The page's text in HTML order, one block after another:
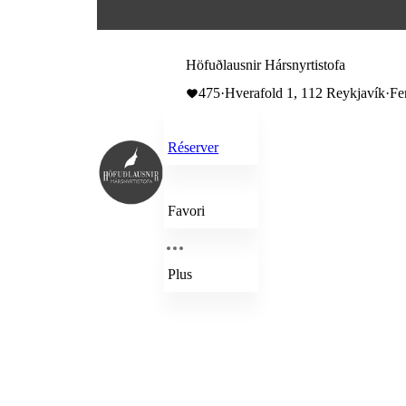
Höfuðlausnir Hársnyrtistofa
475·Hverafold 1, 112 Reykjavík·
Réserver
Favori
Plus